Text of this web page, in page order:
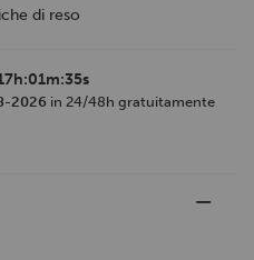
di reso
2026 in 24/48h gratuitamente